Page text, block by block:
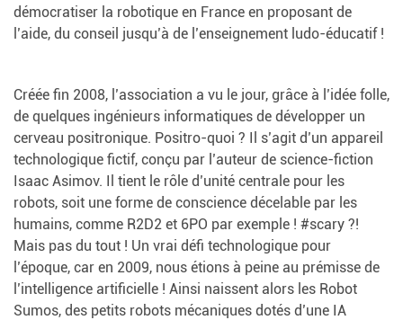
démocratiser la robotique en France en proposant de
l’aide, du conseil jusqu’à de l’enseignement ludo-éducatif !
Créée fin 2008, l’association a vu le jour, grâce à l’idée folle,
de quelques ingénieurs informatiques de développer un
cerveau positronique. Positro-quoi ? Il s’agit d’un appareil
technologique fictif, conçu par l’auteur de science-fiction
Isaac Asimov. Il tient le rôle d’unité centrale pour les
robots, soit une forme de conscience décelable par les
humains, comme R2D2 et 6PO par exemple ! #scary ?!
Mais pas du tout ! Un vrai défi technologique pour
l’époque, car en 2009, nous étions à peine au prémisse de
l’intelligence artificielle ! Ainsi naissent alors les Robot
Sumos, des petits robots mécaniques dotés d’une IA